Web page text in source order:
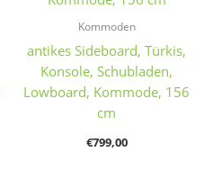
Kommoden
antikes Sideboard, Türkis,
Konsole, Schubladen,
Lowboard, Kommode, 156
cm
€799,00